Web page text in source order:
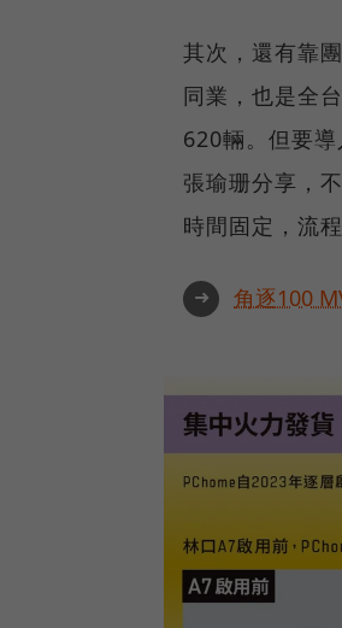
其次，還有靠
同業，也是全
620輛。但要
張瑜珊分享，
時間固定，流
➜ 角逐100